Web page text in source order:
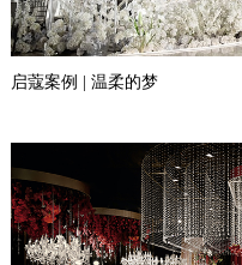
启蔻案例 | 温柔的梦